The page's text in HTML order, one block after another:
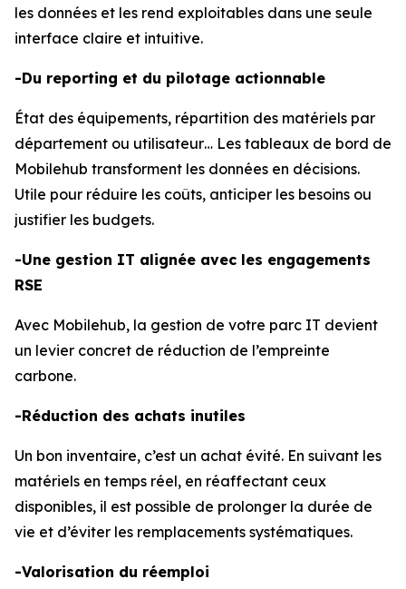
les données et les rend exploitables dans une seule
interface claire et intuitive.
-Du reporting et du pilotage actionnable
État des équipements, répartition des matériels par
département ou utilisateur… Les tableaux de bord de
Mobilehub transforment les données en décisions.
Utile pour réduire les coûts, anticiper les besoins ou
justifier les budgets.
-Une gestion IT alignée avec les engagements
RSE
Avec Mobilehub, la gestion de votre parc IT devient
un levier concret de réduction de l’empreinte
carbone.
-Réduction des achats inutiles
Un bon inventaire, c’est un achat évité. En suivant les
matériels en temps réel, en réaffectant ceux
disponibles, il est possible de prolonger la durée de
vie et d’éviter les remplacements systématiques.
-Valorisation du réemploi